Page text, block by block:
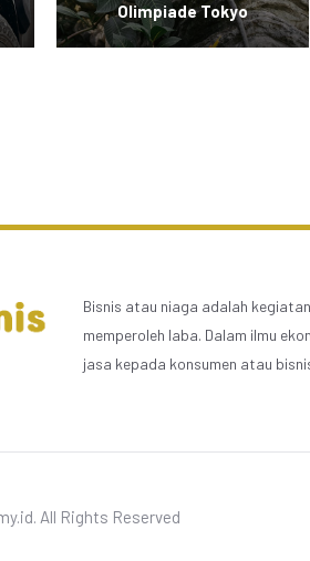
Olimpiade Tokyo
Bisnis atau niaga adalah
memperoleh laba. Dalam ilmu
jasa kepada konsumen atau
All Rights Reserved